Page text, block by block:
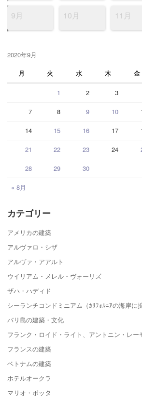
9月 10月 11月
2020年9月
月
火 水 木 金
« 8月
1 2 3
7 8 9 10
14 15 16 17
21 22 23 24
28 29 30
カテゴリー
アメリカの建築
アルヴァロ・シザ
アルヴァ・アアルト
ウイリアム・メレル・ヴォーリズ
ザハ・ハディド
シーランチコンドミニアム（ｶﾘﾌｫﾙﾆｱの海岸に
バリ島の建築・文化
フランク・ロイド・ライト、アントニン・レー
フランスの建築
ベトナムの建築
ホテルオークラ
マリオ・ボッタ